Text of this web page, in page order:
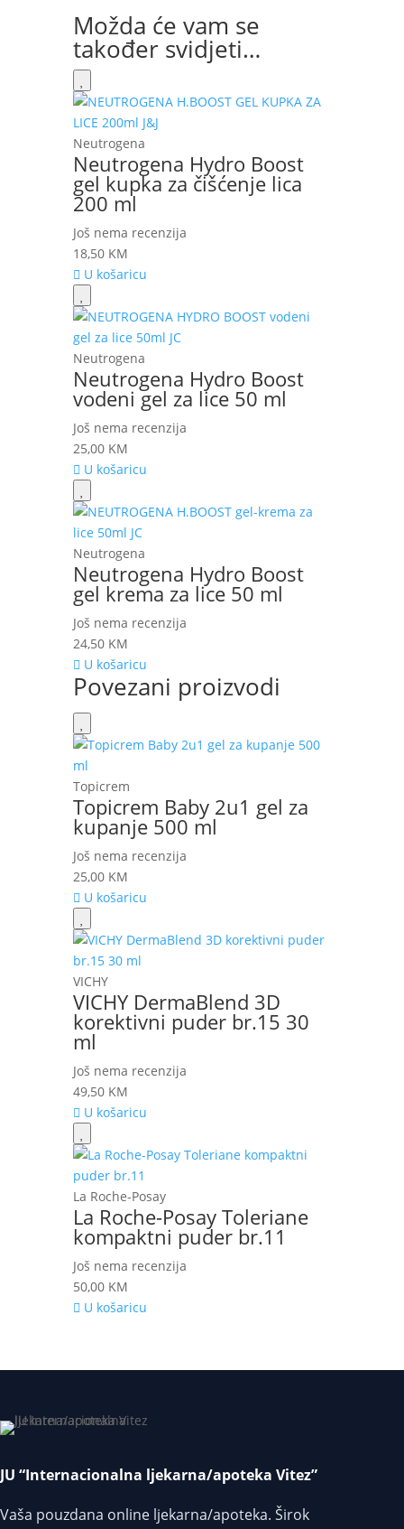
Možda će vam se
također svidjeti…
Neutrogena
Neutrogena Hydro Boost
gel kupka za čišćenje lica
200 ml
Još nema recenzija
18,50 KM
U košaricu
Neutrogena
Neutrogena Hydro Boost
vodeni gel za lice 50 ml
Još nema recenzija
25,00 KM
U košaricu
Neutrogena
Neutrogena Hydro Boost
gel krema za lice 50 ml
Još nema recenzija
24,50 KM
U košaricu
Povezani proizvodi
Topicrem
Topicrem Baby 2u1 gel za
kupanje 500 ml
Još nema recenzija
25,00 KM
U košaricu
VICHY
VICHY DermaBlend 3D
korektivni puder br.15 30
ml
Još nema recenzija
49,50 KM
U košaricu
La Roche-Posay
La Roche-Posay Toleriane
kompaktni puder br.11
Još nema recenzija
50,00 KM
U košaricu
JU “Internacionalna ljekarna/apoteka Vitez”
Vaša pouzdana online ljekarna/apoteka. Širok